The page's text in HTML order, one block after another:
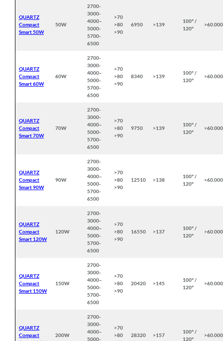
QUARTZ
Compact
Smart 50W
50W
2700-
3000-
4000–
5000-
5700-
6500
>70
>80
>90
6950 >139
100° /
120°
QUARTZ
Compact
Smart 60W
60W
2700-
3000-
4000–
5000-
5700-
6500
>70
>80
>90
8340 >139
100° /
120°
QUARTZ
Compact
Smart 70W
70W
2700-
3000-
4000–
5000-
5700-
6500
>70
>80
>90
9750 >139
100° /
120°
QUARTZ
Compact
Smart 90W
90W
2700-
3000-
4000–
5000-
5700-
6500
>70
>80
>90
12510 >138
100° /
120°
QUARTZ
Compact
Smart 120W
120W
2700-
3000-
4000–
5000-
5700-
6500
>70
>80
>90
16550 >137
100° /
120°
QUARTZ
Compact
Smart 150W
150W
2700-
3000-
4000–
5000-
5700-
6500
>70
>80
>90
20420 >145
100° /
120°
QUARTZ
Compact
200W
2700-
3000-
4000–
5000-
>70
>80
28320 >157
100° /
120°